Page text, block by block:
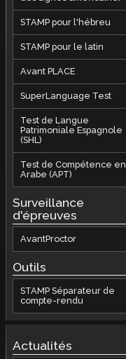
STAMP pour l'hébreu
STAMP pour le latin
Avant PLACE
SuperLanguage Test
Test de Langue
Patrimoniale Espagnole
(SHL)
Test de Compétence en
Arabe (APT)
Surveillance
d'épreuves
AvantProctor
Outils
STAMP Séparateur de
compte-rendu
Actualités